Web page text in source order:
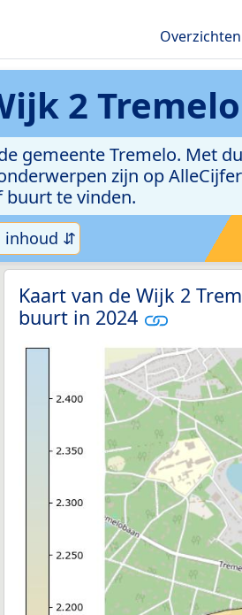
Overzichten
2 Tremelo
gemeente Tremelo. Met
zijn op
buurt te vinden.
inhoud ⇵
Kaart van de Wijk 2
buurt in 2024